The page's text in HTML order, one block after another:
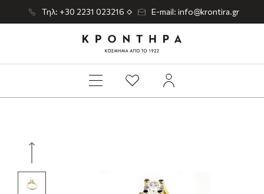
Τηλ: +30 2231 023216 E-mail: info@krontira.gr